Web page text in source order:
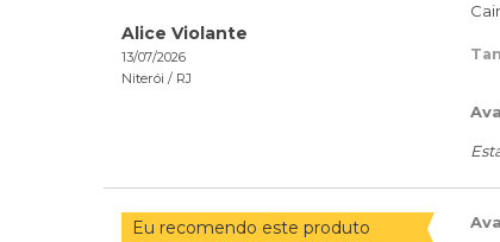
Alice Violante
13/07/2026
Niterói / RJ
Eu recomendo este produto